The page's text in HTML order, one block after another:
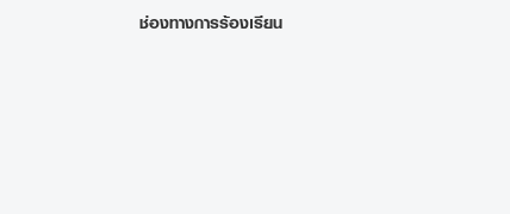
ช่องทางการร้องเรียน